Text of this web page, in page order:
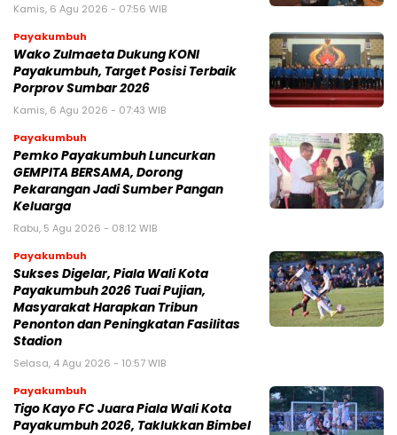
Kamis, 6 Agu 2026 - 07:56 WIB
Payakumbuh
Wako Zulmaeta Dukung KONI
Payakumbuh, Target Posisi Terbaik
Porprov Sumbar 2026
Kamis, 6 Agu 2026 - 07:43 WIB
Payakumbuh
Pemko Payakumbuh Luncurkan
GEMPITA BERSAMA, Dorong
Pekarangan Jadi Sumber Pangan
Keluarga
Rabu, 5 Agu 2026 - 08:12 WIB
Payakumbuh
Sukses Digelar, Piala Wali Kota
Payakumbuh 2026 Tuai Pujian,
Masyarakat Harapkan Tribun
Penonton dan Peningkatan Fasilitas
Stadion
Selasa, 4 Agu 2026 - 10:57 WIB
Payakumbuh
Tigo Kayo FC Juara Piala Wali Kota
Payakumbuh 2026, Taklukkan Bimbel